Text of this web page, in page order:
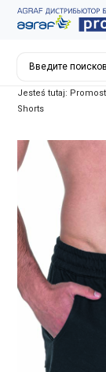
Jesteś tutaj:
Shorts